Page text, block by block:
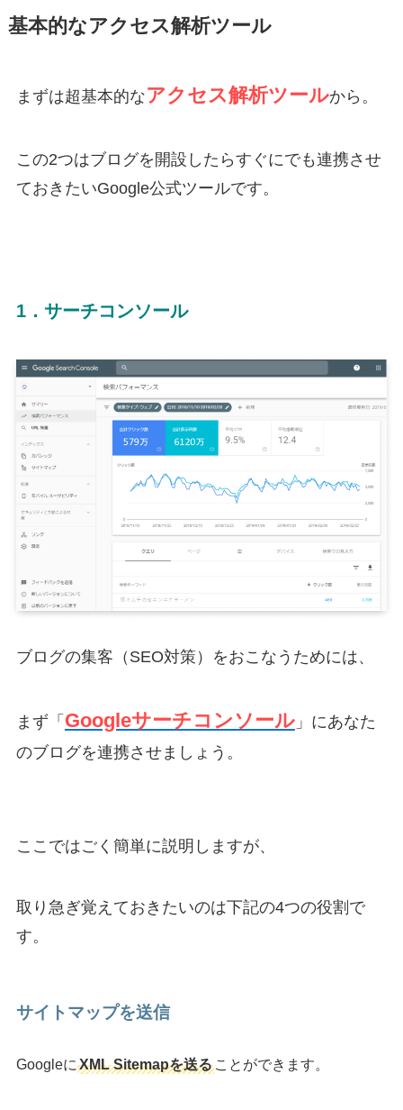
基本的なアクセス解析ツール
まずは超基本的なアクセス解析ツールから。
この2つはブログを開設したらすぐにでも連携させ
ておきたいGoogle公式ツールです。
1．サーチコンソール
ブログの集客（SEO対策）をおこなうためには、
まず「 Googleサーチコンソール」にあなた
のブログを連携させましょう。
ここではごく簡単に説明しますが、
取り急ぎ覚えておきたいのは下記の4つの役割で
す。
サイトマップを送信
Googleに XML Sitemapを送ることができます。